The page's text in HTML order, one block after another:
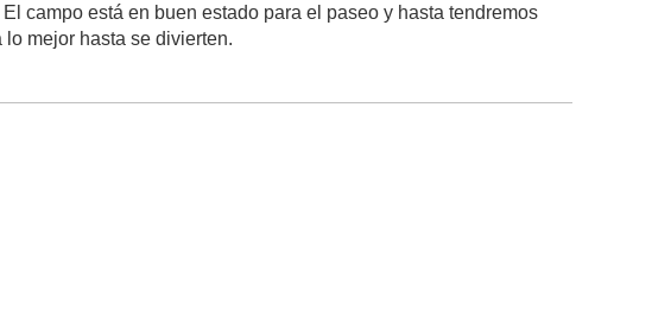
campo está en buen estado para el paseo y hasta tendremos
mejor hasta se divierten.